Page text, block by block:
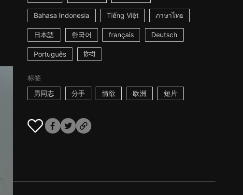
Bahasa Indonesia Tiếng Việt ภาษาไทย
日本語 한국어 français Deutsch
Português हिन्दी
标签
男同志
分手 情欲 欧洲 短片